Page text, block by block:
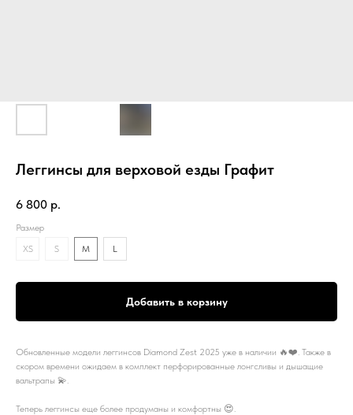
Леггинсы для верховой езды Графит
6 800 р.
Размер
XS
S M L
Добавить в корзину
Обновленные модели леггинсов Diamond Zest 2025 уже в наличии 🔥❤️. Также в
скором времени ожидаем в комплект перфорированные лонгсливы и дышащие
вальтрапы 💫.
Теперь леггинсы еще более продуманы и комфортны 😍.